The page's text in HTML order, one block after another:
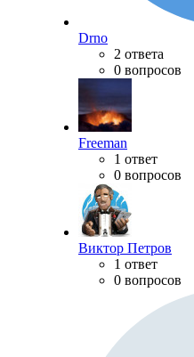
Drno
2 ответа
0 вопросов
Freeman
1 ответ
0 вопросов
Виктор Петров
1 ответ
0 вопросов